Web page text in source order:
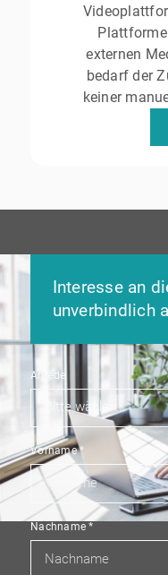
externen
bedarf der
keiner
Interesse an
unverbindlich
Anrede
Vorname*
Nachname*